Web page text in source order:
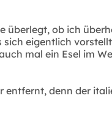
überlegt, ob ich
eigentlich
mal ein Esel im
denn der